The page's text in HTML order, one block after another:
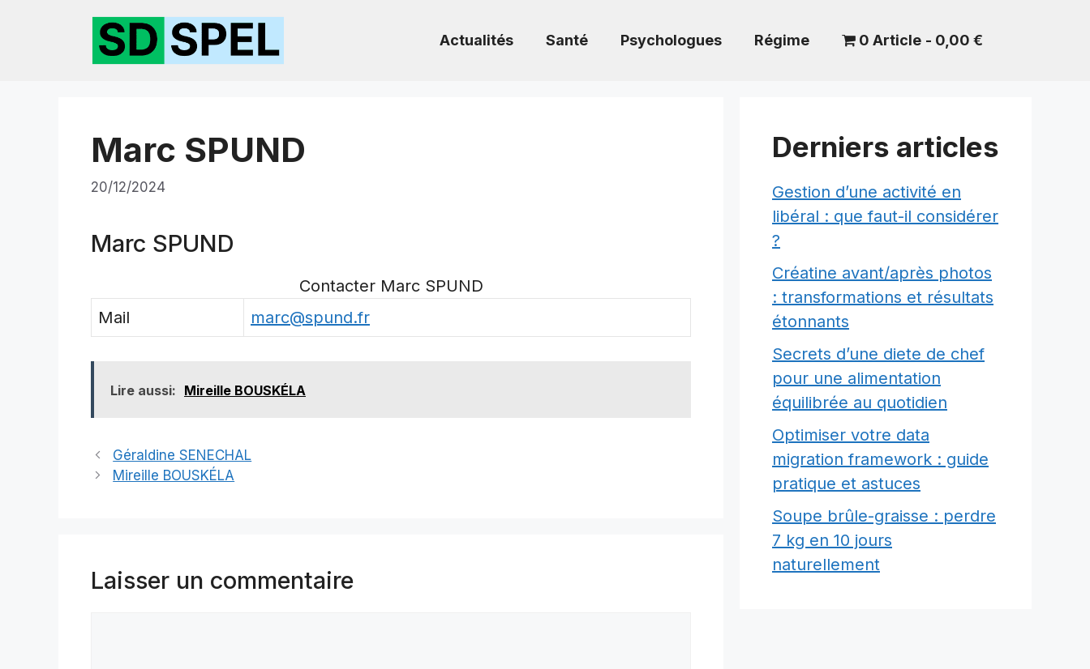
Actualités Santé Psychologues Régime 0 Article 0,00 €
Marc SPUND
20/12/2024
Marc SPUND
Contacter Marc SPUND
Mail
marc@spund.fr
Lire aussi: Mireille BOUSKÉLA
Géraldine SENECHAL
Mireille BOUSKÉLA
Laisser un commentaire
Derniers articles
Gestion d’une activité en
libéral : que faut-il considérer
?
Créatine avant/après photos
: transformations et résultats
étonnants
Secrets d’une diete de chef
pour une alimentation
équilibrée au quotidien
Optimiser votre data
migration framework : guide
pratique et astuces
Soupe brûle-graisse : perdre
7 kg en 10 jours
naturellement